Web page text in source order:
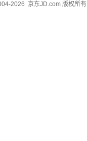
2026 京东JD.com 版权所有